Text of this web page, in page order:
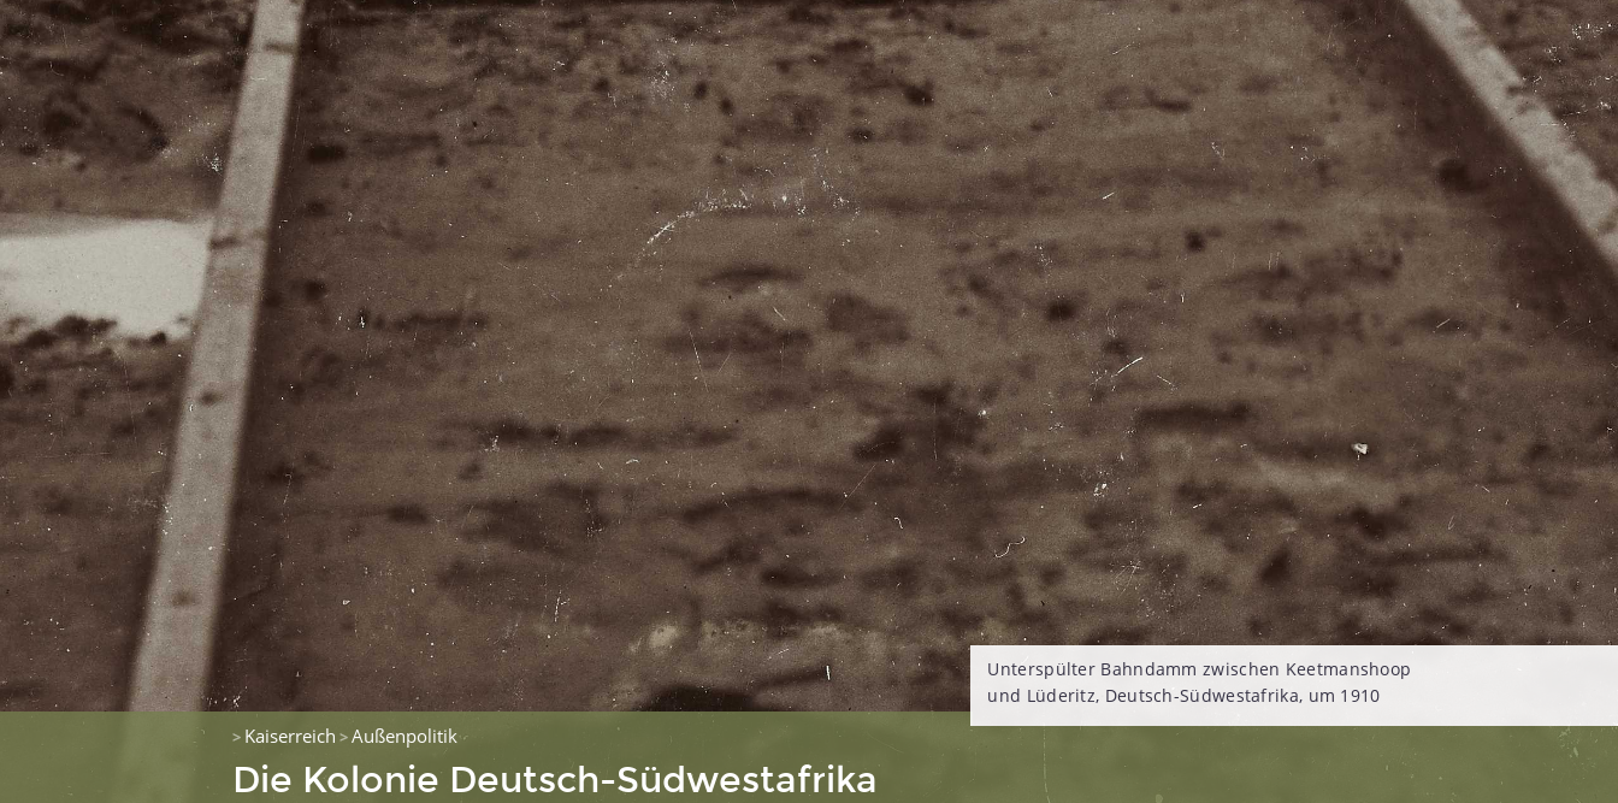
Unterspülter Bahndamm zwischen Keetmanshoop
und Lüderitz, Deutsch-Südwestafrika, um 1910
> Kaiserreich >Außenpolitik
Die Kolonie Deutsch-Südwestafrika